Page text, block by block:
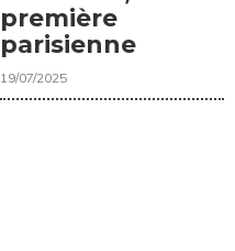
première
parisienne
19/07/2025